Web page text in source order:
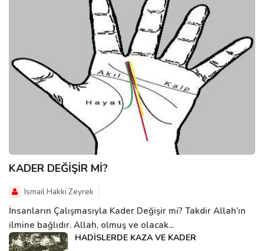
KADER DEĞİŞİR Mİ?
Ismail Hakki Zeyrek
İnsanların Çalışmasıyla Kader Değişir mi? Takdir Allah’ın
ilmine bağlıdır. Allah, olmuş ve olacak...
HADİSLERDE KAZA VE KADER